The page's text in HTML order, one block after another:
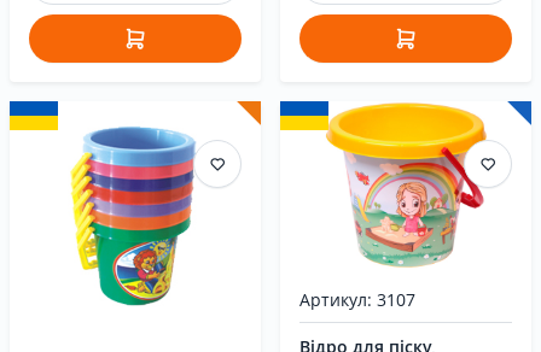
Артикул: 3107
Відро для піску,